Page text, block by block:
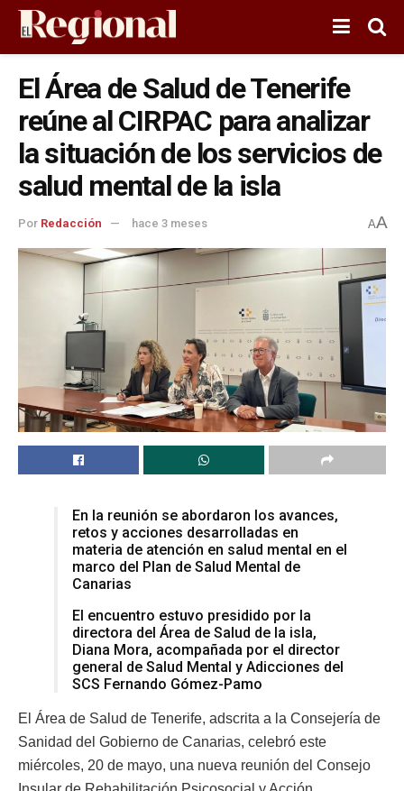
El Área de Salud de Tenerife
reúne al CIRPAC para analizar
la situación de los servicios de
salud mental de la isla
Por Redacción hace 3 meses AA
En la reunión se abordaron los avances,
retos y acciones desarrolladas en
materia de atención en salud mental en el
marco del Plan de Salud Mental de
Canarias
El encuentro estuvo presidido por la
directora del Área de Salud de la isla,
Diana Mora, acompañada por el director
general de Salud Mental y Adicciones del
SCS Fernando Gómez-Pamo
El Área de Salud de Tenerife, adscrita a la Consejería de
Sanidad del Gobierno de Canarias, celebró este
miércoles, 20 de mayo, una nueva reunión del Consejo